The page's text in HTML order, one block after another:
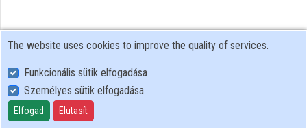
User Policy
Adatkezelési tájékoztató (en)
Cookie Policy
The website uses cookies to improve the quality of services.
Funkcionális sütik elfogadása
Személyes sütik elfogadása
Elfogad Elutasít